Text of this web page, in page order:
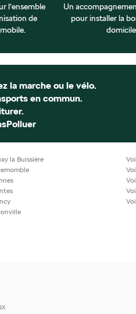
l’ensemble
de
Un
pour installer la
la marche ou le vélo.
en commun.
la Buissière